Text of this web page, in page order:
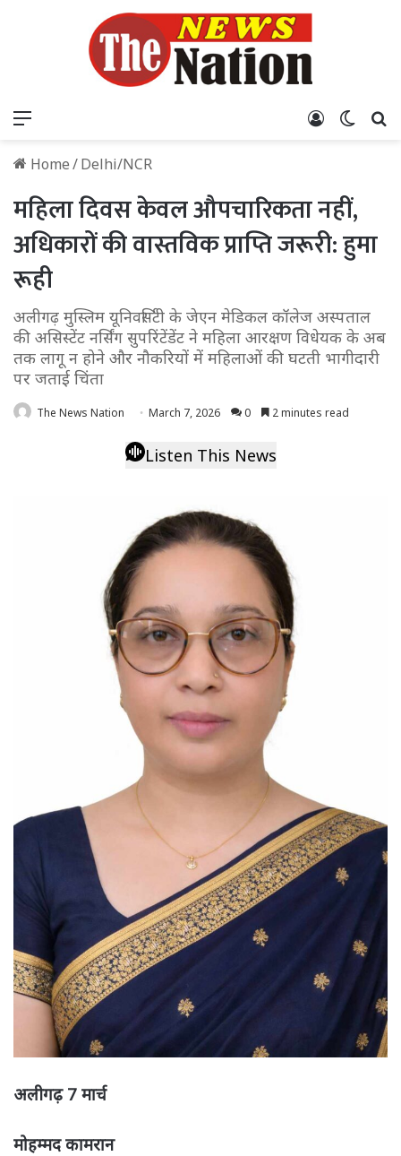
Log In
Home/Delhi/NCR
महिला दिवस केवल औपचारिकता नहीं,
अधिकारों की वास्तविक प्राप्ति जरूरी: हुमा
रूही
अलीगढ़ मुस्लिम यूनिवर्सिटी के जेएन मेडिकल कॉलेज अस्पताल
की असिस्टेंट नर्सिंग सुपरिंटेंडेंट ने महिला आरक्षण विधेयक के अब
तक लागू न होने और नौकरियों में महिलाओं की घटती भागीदारी
पर जताई चिंता
The News Nation March 7, 2026 0 2 minutes read
Listen This News
अलीगढ़ 7 मार्च
मोहम्मद कामरान